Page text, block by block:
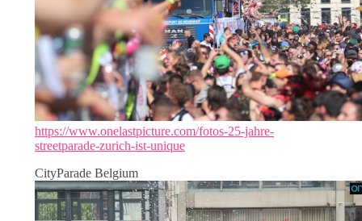
https://www.onelastpicture.com/fotos-25-jahre-
streetparade-zurich-ist-unique
CityParade Belgium